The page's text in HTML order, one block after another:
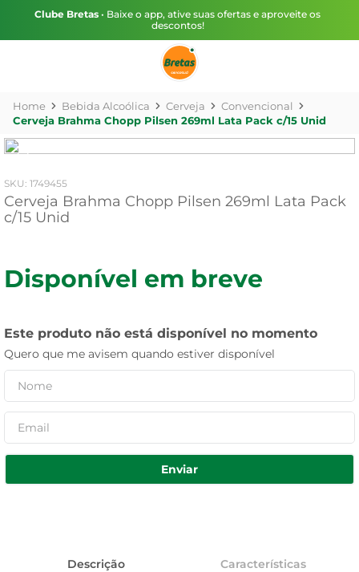
Clube Bretas • Baixe o app, ative suas ofertas e aproveite os
descontos!
Bebida Alcoólica Cerveja
Convencional
Cerveja Brahma Chopp Pilsen 269ml Lata Pack c/15 Unid
: 1749455
Cerveja Brahma Chopp Pilsen 269ml Lata Pack
c/15 Unid
Disponível em breve
Este produto não está disponível no momento
Quero que me avisem quando estiver disponível
Enviar
Descrição Características